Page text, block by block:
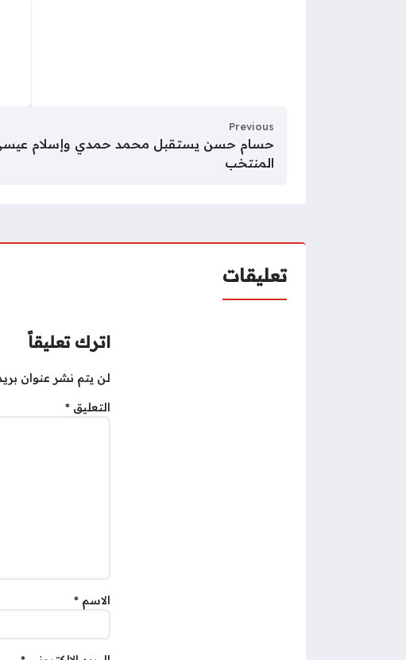
Previous
حسام حسن يستقبل محمد حمدي وإسلام
المنتخب
تعليقات
اترك تعليقاً
لن يتم نشر عنوان
التعليق *
الاسم *